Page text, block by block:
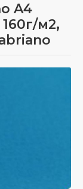
A4
м2,